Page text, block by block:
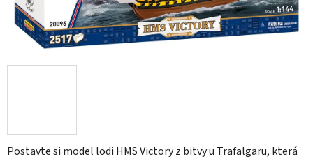
Postavte si model lodi HMS Victory z bitvy u Trafalgaru, která